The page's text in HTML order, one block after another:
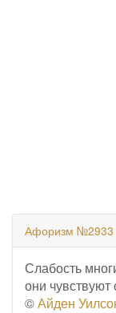
Афоризм №2933
Слабость
они
©Айден